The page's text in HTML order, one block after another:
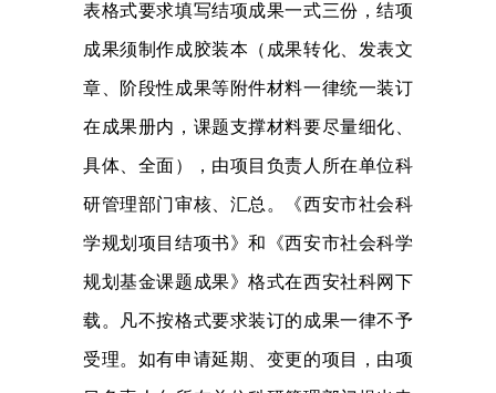
表格式要求填写结项成果一式三份，结项
成果须制作成胶装本（成果转化、发表文
章、阶段性成果等附件材料一律统一装订
在成果册内，课题支撑材料要尽量细化、
具体、全面），由项目负责人所在单位科
研管理部门审核、汇总。《西安市社会科
学规划项目结项书》和《西安市社会科学
规划基金课题成果》格式在西安社科网下
载。凡不按格式要求装订的成果一律不予
受理。如有申请延期、变更的项目，由项